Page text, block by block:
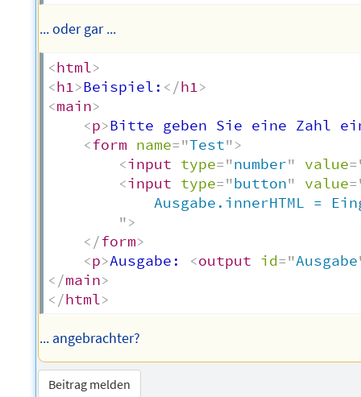
... oder gar ...
<html>
<h1>Beispiel: </h1>
<main>
<p>Bitte geben Sie eine Zahl
<form name="Test">
<input type="number" value=
<input type="button" value=
">
</form>
<p>Ausgabe: <output id="Ausgabe
</main>
</html>
... angebrachter?
Beitrag melden